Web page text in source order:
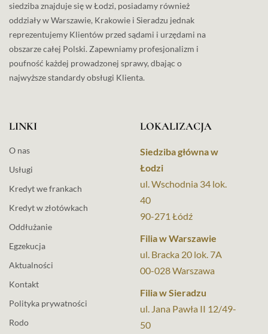
siedziba znajduje się w Łodzi, posiadamy również
oddziały w Warszawie, Krakowie i Sieradzu jednak
reprezentujemy Klientów przed sądami i urzędami na
obszarze całej Polski. Zapewniamy profesjonalizm i
poufność każdej prowadzonej sprawy, dbając o
najwyższe standardy obsługi Klienta.
LINKI
O nas
Usługi
Kredyt we frankach
Kredyt w złotówkach
Oddłużanie
Egzekucja
Aktualności
Kontakt
Polityka prywatności
Rodo
LOKALIZACJA
Siedziba główna w
Łodzi
ul. Wschodnia 34 lok.
40
90-271 Łódź
Filia w Warszawie
ul. Bracka 20 lok. 7A
00-028 Warszawa
Filia w Sieradzu
ul. Jana Pawła II 12/49-
50